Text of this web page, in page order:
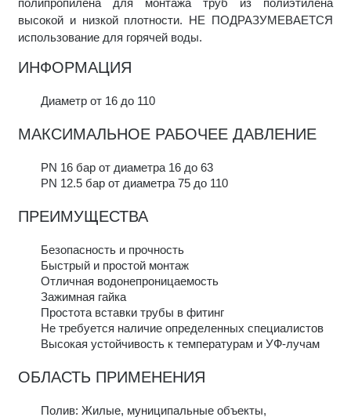
высокой и низкой плотности. НЕ ПОДРАЗУМЕВАЕТСЯ
использование для горячей воды.
ИНФОРМАЦИЯ
Диаметр от 16 до 110
МАКСИМАЛЬНОЕ РАБОЧЕЕ ДАВЛЕНИЕ
PN 16 бар от диаметра 16 до 63
PN 12.5 бар от диаметра 75 до 110
ПРЕИМУЩЕСТВА
Безопасность и прочность
Быстрый и простой монтаж
Отличная водонепроницаемость
Зажимная гайка
Простота вставки трубы в фитинг
Не требуется наличие определенных специалистов
Высокая устойчивость к температурам и УФ-лучам
ОБЛАСТЬ ПРИМЕНЕНИЯ
Полив: Жилые, муниципальные объекты,